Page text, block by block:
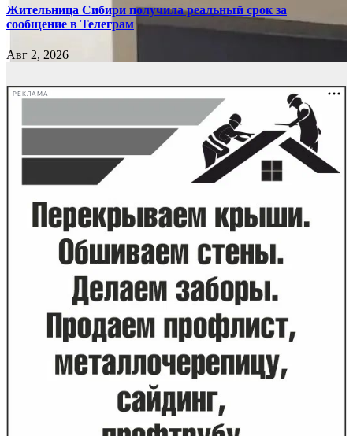
Жительница Сибири получила реальный срок за
сообщение в Телеграм
Авг 2, 2026
РЕКЛАМА